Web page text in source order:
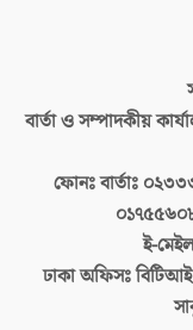
বার্তা ও সম্পাদকীয়
ফোনঃ বার্তাঃ
ই-
ঢাকা অফিসঃবিটিআই